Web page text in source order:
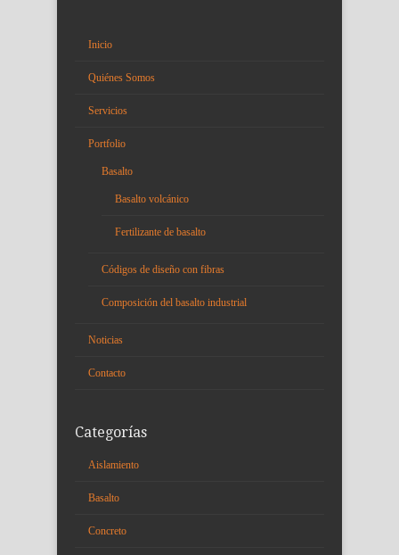
Inicio
Quiénes Somos
Servicios
Portfolio
Basalto
Basalto volcánico
Fertilizante de basalto
Códigos de diseño con fibras
Composición del basalto industrial
Noticias
Contacto
Categorías
Aislamiento
Basalto
Concreto